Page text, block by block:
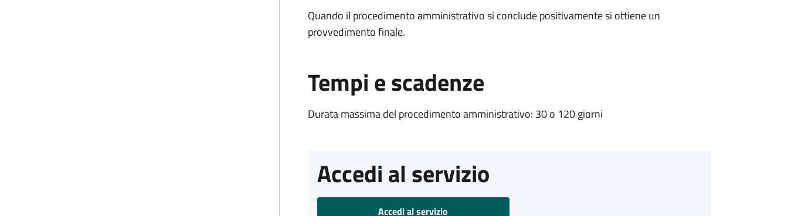
Quando il procedimento amministrativo si conclude positivamente si ottiene un
provvedimento finale.
Tempi e scadenze
Durata massima del procedimento amministrativo: 30 o 120 giorni
Accedi al servizio
Accedi al servizio